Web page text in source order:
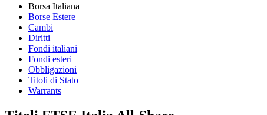
Borsa Italiana
Borse Estere
Cambi
Diritti
Fondi italiani
Fondi esteri
Obbligazioni
Titoli di Stato
Warrants